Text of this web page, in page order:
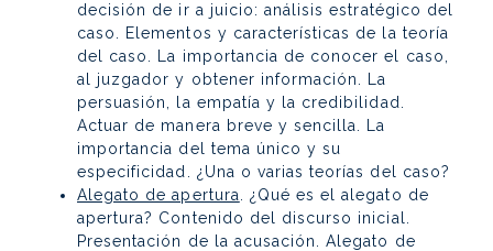
decisión de ir a juicio: análisis estratégico del
caso. Elementos y características de la teoría
del caso. La importancia de conocer el caso,
al juzgador y obtener información. La
persuasión, la empatía y la credibilidad.
Actuar de manera breve y sencilla. La
importancia del tema único y su
especificidad. ¿Una o varias teorías del caso?
Alegato de apertura
. ¿Qué es el alegato de
apertura? Contenido del discurso inicial.
Presentación de la acusación. Alegato de